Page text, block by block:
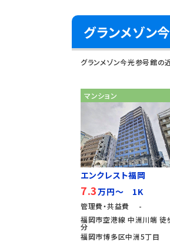
グランメゾン
グランメゾン今光参号館の
マンション
エンクレスト福岡
7.3万円～ 1K
管理費・共益費 -
福岡市空港線 中洲川端 徒
分
福岡市博多区中洲5丁目